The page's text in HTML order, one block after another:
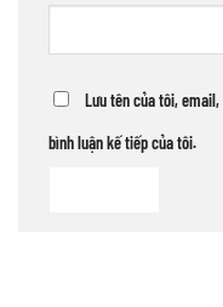
Lưu tên của tôi,
bình luận kế tiếp của tôi.